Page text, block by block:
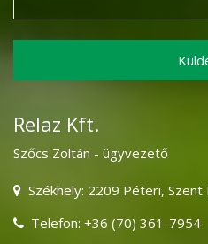
Relaz Kft.
Szőcs Zoltán - ügyvezető
Székhely: 2209 Péteri, Szent
Telefon: +36 (70) 361-7954